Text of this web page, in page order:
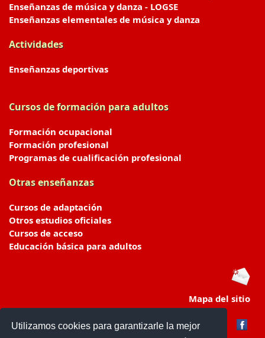
Utilizamos cookies para garantizarle la mejor
Enseñanzas de música y danza - LOGSE
Enseñanzas elementales de música y danza
Actividades
Enseñanzas deportivas
Cursos de formación para adultos
Formación ocupacional
Formación profesional
Programas de cualificación profesional
Otras enseñanzas
Cursos de adaptación
Otros estudios oficiales
Cursos de acceso
Educación básica para adultos
Mapa del sitio